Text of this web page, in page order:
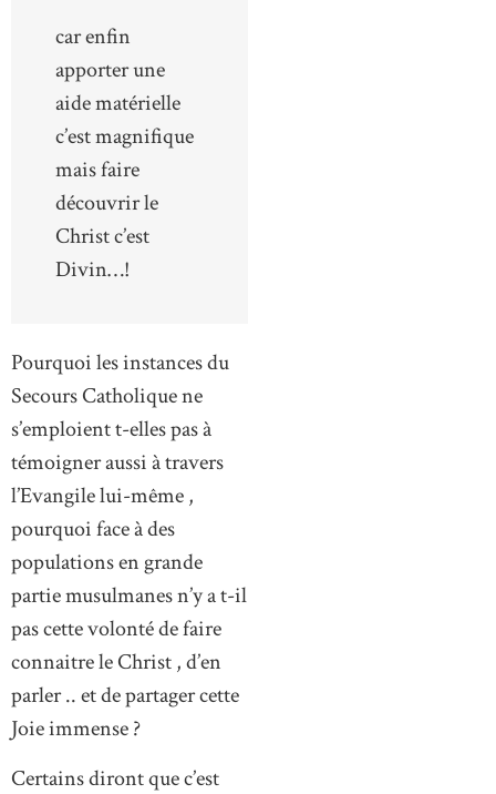
car enfin
apporter une
aide matérielle
c’est magnifique
mais faire
découvrir le
Christ c’est
Divin…!
Pourquoi les instances du
Secours Catholique ne
s’emploient t-elles pas à
témoigner aussi à travers
l’Evangile lui-même ,
pourquoi face à des
populations en grande
partie musulmanes n’y a t-il
pas cette volonté de faire
connaitre le Christ , d’en
parler .. et de partager cette
Joie immense ?
Certains diront que c’est